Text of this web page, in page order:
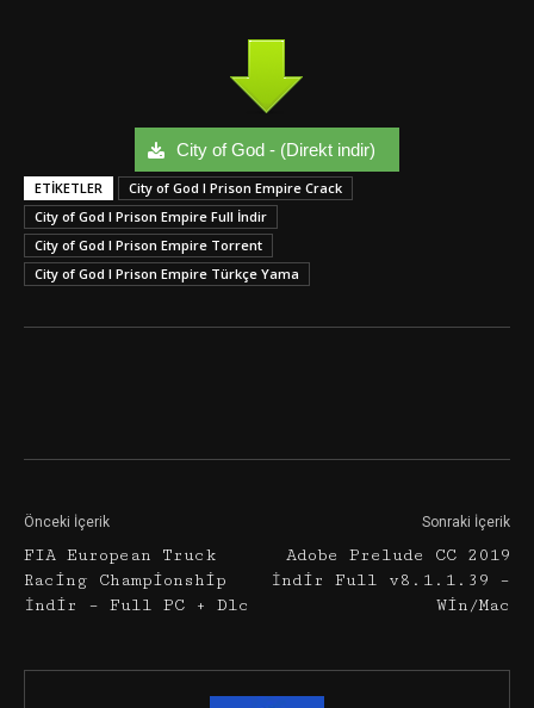
City of God - (Direkt indir)
ETIKETLER
City of God I Prison Empire Crack
City of God I Prison Empire Full İndir
City of God I Prison Empire Torrent
City of God I Prison Empire Türkçe Yama
Önceki İçerik
FIA European Truck
Racing Championship
İndir – Full PC + Dlc
Sonraki İçerik
Adobe Prelude CC 2019
İndir Full v8.1.1.39 –
Win/Mac